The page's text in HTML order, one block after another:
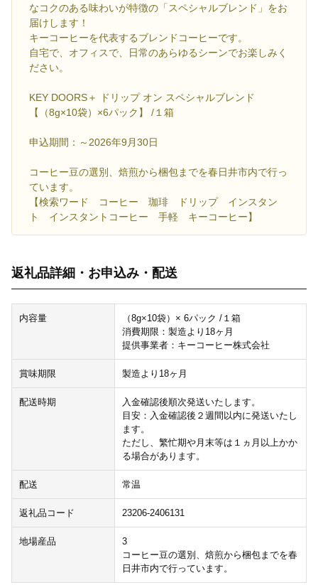
なコクのある味わいが特徴の「スペシャルブレンド」をお
届けします！
キーコーヒーを代表するブレンドコーヒーです。
自宅で、オフィスで、日常のあらゆるシーンでお楽しみく
ださい。
KEY DOORS＋ ドリップ オン スペシャルブレンド
【（8g×10袋）×6パック】 /１箱
申込期間：～2026年9月30日
コーヒー豆の選別、焙煎から梱包までを春日井市内で行っ
ています。
【検索ワード コーヒー 珈琲 ドリップ インスタン
ト インスタントコーヒー 手軽 キーコーヒー】
返礼品詳細・お申込み・配送
内容量
（8g×10袋）× 6パック /１箱
消費期限：製造より18ヶ月
提供事業者：キーコーヒー株式会社
賞味期限 製造より18ヶ月
配送時期
入金確認後順次発送いたします。
目安：入金確認後２週間以内に発送いたし
ます。
ただし、繁忙期や月末等は１ヵ月以上かか
る場合があります。
配送 常温
返礼品コード 23206-2406131
地場産品
3
コーヒー豆の選別、焙煎から梱包までを春
日井市内で行っています。